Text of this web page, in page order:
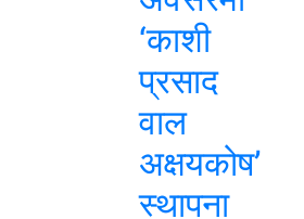
‘काशी
प्रसाद
वाल
अक्षयकोष’
स्थापना